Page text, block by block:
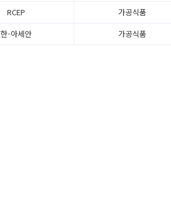
RCEP 가공식품
한-아세안 가공식품